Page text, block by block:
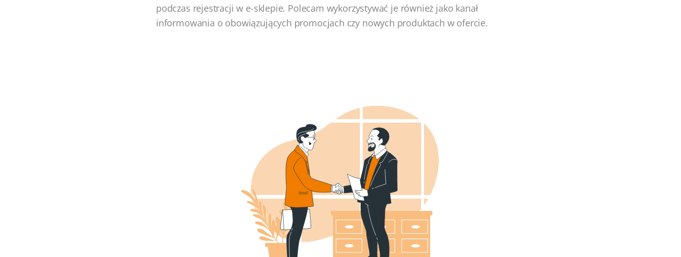
podczas rejestracji w e-sklepie. Polecam wykorzystywać je również jako kanał
informowania o obowiązujących promocjach czy nowych produktach w ofercie.